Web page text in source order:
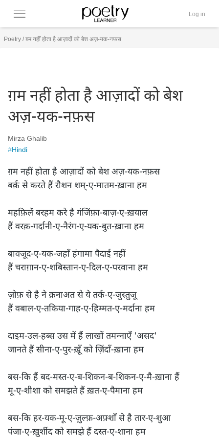
Log in
Poetry /ग़म नहीं होता है आज़ादों को बेश अज़-यक-नफ़स
ग़म नहीं होता है आज़ादों को बेश
अज़-यक-नफ़स
Mirza Ghalib
#Hindi
ग़म नहीं होता है आज़ादों को बेश अज़-यक-नफ़स
बर्क़ से करते हैं रौशन शम्-ए-मातम-ख़ाना हम
महफ़िलें बरहम करे है गंजिंफ़ा-बाज़-ए-ख़याल
हैं वरक़-गर्दानी-ए-नैरंग-ए-यक-बुत-ख़ाना हम
बावजूद-ए-यक-जहाँ हंगामा पैदाई नहीं
हैं चराग़ान-ए-शबिस्तान-ए-दिल-ए-परवाना हम
ज़ोफ़ से है ने क़नाअत से ये तर्क-ए-जुस्तुजू
हैं वबाल-ए-तकिया-गाह-ए-हिम्मत-ए-मर्दाना हम
दाइम-उल-हब्स उस में हैं लाखों तमन्नाएँ 'असद'
जानते हैं सीना-ए-पुर-ख़ूँ को ज़िंदाँ-ख़ाना हम
बस-कि हैं बद-मस्त-ए-ब-शिकन-ब-शिकन-ए-मै-ख़ाना हैं
मू-ए-शीशा को समझते हैं ख़त-ए-पैमाना हम
बस-कि हर-यक-मू-ए-ज़ुल्फ़-अफ़्शाँ से है तार-ए-शुआ
पंजा-ए-ख़ुर्शीद को समझे हैं दस्त-ए-शाना हम